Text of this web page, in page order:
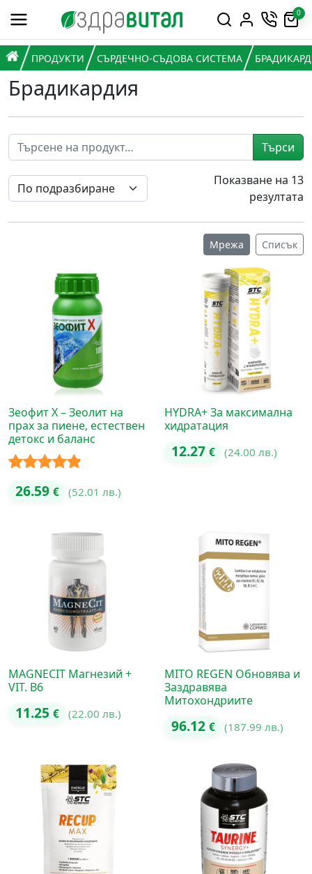
Премини към съдържанието
Горна навигация
0
Главна навигация
НАЧАЛО
ПРОДУКТИ СЪРДЕЧНО-СЪДОВА СИСТЕМА
Брадикардия
Показване на 13
резултата
Търси
Мрежа Списък
Зеофит Х – Зеолит на
прах за пиене, естествен
детокс и баланс
Оценено с
26.59 € (52.01 лв.)
HYDRA+ За максимална
хидратация
12.27 € (24.00 лв.)
MAGNECIT Магнезий +
VIT. B6
11.25 € (22.00 лв.)
MITO REGEN Обновява и
Заздравява
Митохондриите
96.12 € (187.99 лв.)